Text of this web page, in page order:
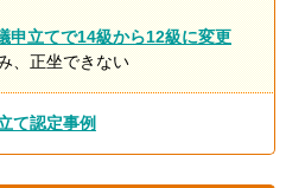
申立てで14級から12級に変更
、正坐できない
て認定事例